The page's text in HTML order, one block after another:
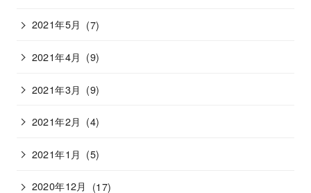
2021年5月 (7)
2021年4月 (9)
2021年3月 (9)
2021年2月 (4)
2021年1月 (5)
2020年12月 (17)